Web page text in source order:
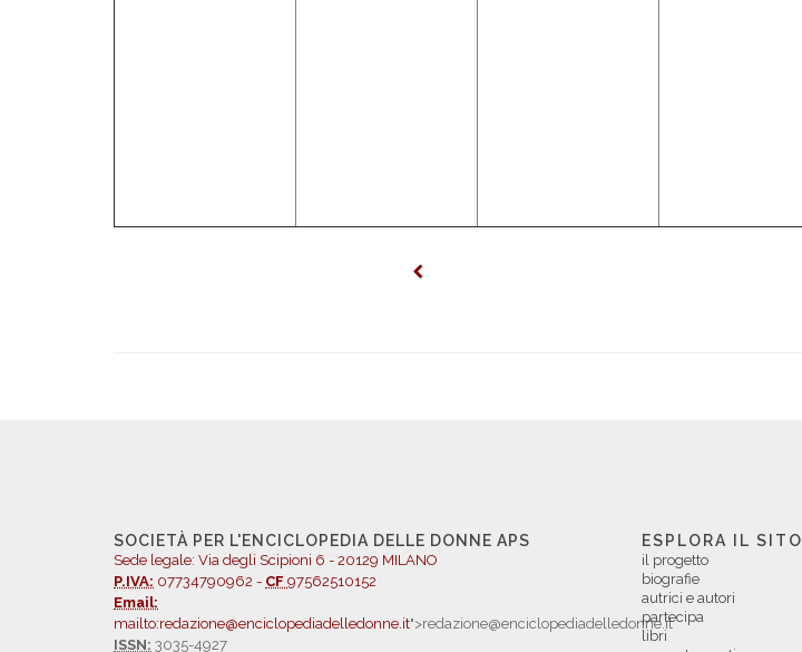
SOCIETÀ PER L'ENCICLOPEDIA DELLE DONNE APS
Sede legale: Via degli Scipioni 6 - 20129 MILANO
P.IVA: 07734790962 - CF 97562510152
Email:
mailto:redazione@enciclopediadelledonne.it">redazione@enciclopediadelledonne.it
ISSN: 3035-4927
ESPLORA IL SITO
il progetto
biografie
autrici e autori
partecipa
libri